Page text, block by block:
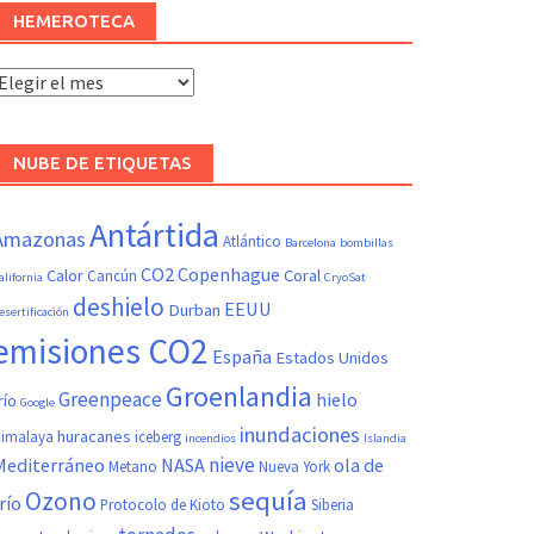
HEMEROTECA
Hemeroteca
NUBE DE ETIQUETAS
Antártida Atlántico Barcelona bombillas
Calor Cancún CO2Copenhague Coral CryoSat
deshielo Durban EEUU
CO2 España Estados Unidos
Google GreenpeaceGroenlandia hielo
huracanes iceberg incendios inundaciones Islandia
Metano NASA nieveNueva Yorkola de
Ozono Protocolo de Kioto sequía Siberia